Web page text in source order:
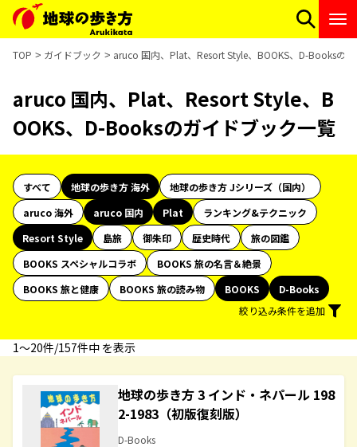
TOP ガイドブック aruco 国内、Plat、Resort Style、BOOKS、D-Booksの
aruco 国内、Plat、Resort Style、B
OOKS、D-Booksのガイドブック一覧
すべて 地球の歩き方 海外
地球の歩き方 Jシリーズ（国内）
aruco 海外
aruco 国内 Plat
ランキング&テクニック
Resort Style
島旅 御朱印 歴史時代
旅の図鑑
BOOKS スペシャルコラボ
BOOKS 旅の名言＆絶景
BOOKS 旅と健康
BOOKS 旅の読み物 BOOKS
D-Books
絞り込み条件を追加
1〜20件/157件中 を表示
地球の歩き方 3 インド・ネパール 198
2-1983（初版復刻版）
D-Books